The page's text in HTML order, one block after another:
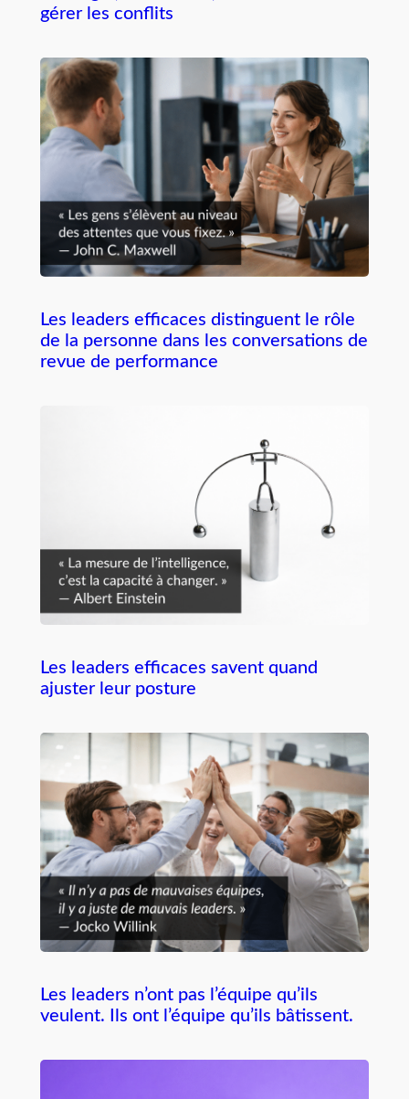
gérer les conflits
Les leaders efficaces distinguent le rôle
de la personne dans les conversations de
revue de performance
Les leaders efficaces savent quand
ajuster leur posture
Les leaders n’ont pas l’équipe qu’ils
veulent. Ils ont l’équipe qu’ils bâtissent.